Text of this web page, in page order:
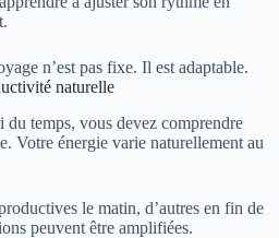
n’est pas fixe. Il est adaptable.
naturelle
temps, vous devez comprendre
Votre énergie varie naturellement au
le matin, d’autres en fin de
peuvent être amplifiées.